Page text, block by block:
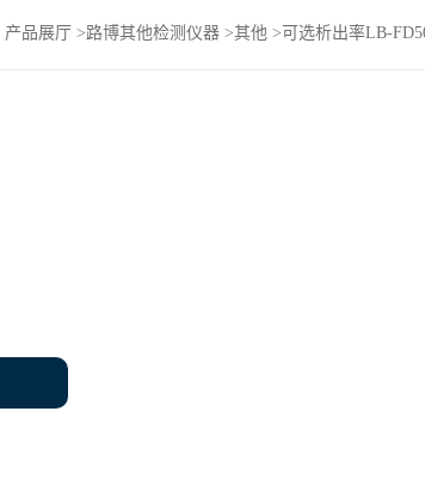
产品展厅 >路博其他检测仪器 >其他 >可选析出率LB-